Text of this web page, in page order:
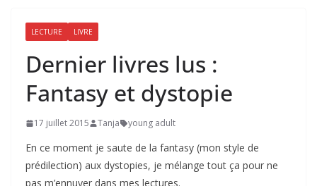
LECTURE LIVRE
Dernier livres lus :
Fantasy et dystopie
17 juillet 2015 Tanja young adult
En ce moment je saute de la fantasy (mon style de
prédilection) aux dystopies, je mélange tout ça pour ne
pas m’ennuyer dans mes lectures.